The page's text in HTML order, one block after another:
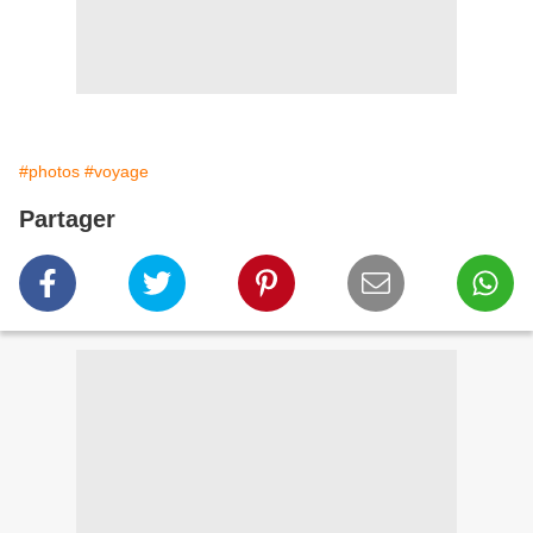
#photos #voyage
Partager